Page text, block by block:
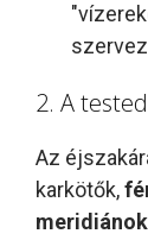
2. A
Az
karkötők,